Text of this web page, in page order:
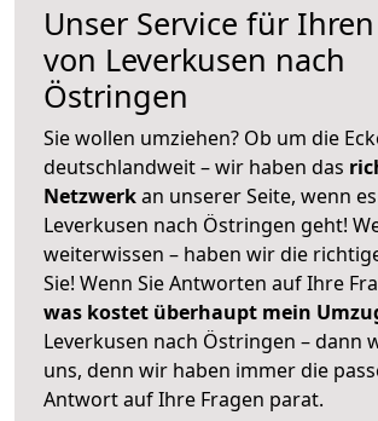
Unser Service für
von Leverkusen nach
Östringen
Sie wollen umziehen? Ob um die
deutschlandweit – wir haben das
Netzwerkan unserer Seite, wenn
Leverkusen nach Östringen geht!
weiterwissen – haben wir die
Sie! Wenn Sie Antworten auf Ihre
was kostet überhaupt mein
Leverkusen nach Östringen – dann
uns, denn wir haben immer die
Antwort auf Ihre Fragen parat.